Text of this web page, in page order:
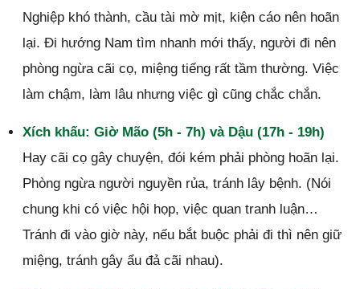
Nghiệp khó thành, cầu tài mờ mịt, kiện cáo nên hoãn
lại. Đi hướng Nam tìm nhanh mới thấy, người đi nên
phòng ngừa cãi cọ, miệng tiếng rất tầm thường. Việc
làm chậm, làm lâu nhưng việc gì cũng chắc chắn.
Xích khấu: Giờ Mão (5h - 7h) và Dậu (17h - 19h)
Hay cãi cọ gây chuyện, đói kém phải phòng hoãn lại.
Phòng ngừa người nguyền rủa, tránh lây bệnh. (Nói
chung khi có việc hội họp, việc quan tranh luận…
Tránh đi vào giờ này, nếu bắt buộc phải đi thì nên giữ
miệng, tránh gây ẩu đả cãi nhau).